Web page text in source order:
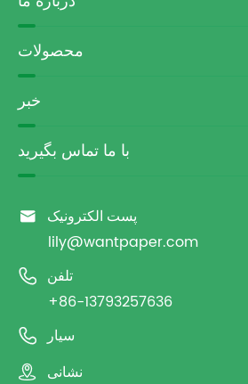
محصولات
خبر
با ما تماس بگیرید
 پست الکترونیک
lily@wantpaper.com
 تلفن
+86-13793257636
 سیار
 نشانی